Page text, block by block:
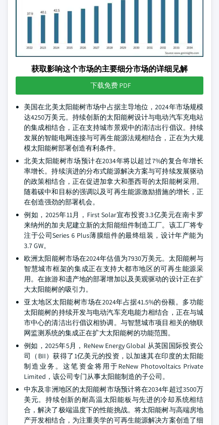
获取影响这个市场的主要细分市场的详细见解
下载免费 PDF
美国在北美太阳能树市场中占据主导地位，2024年市场规模
达4250万美元。持续创新的太阳能树设计与电动汽车充电站
的集成相结合，正在支持城市景观中的清洁出行倡议。持续
发展的智能电网连接与可再生能源法规相结合，正在为大规
模太阳能树部署创造有利条件。
北美太阳能树市场预计在2034年将以超过7%的复合年增长
率增长。持续演进的分布式能源解决方案与可持续发展驱动
的政策相结合，正在促进加拿大和墨西哥的太阳能树采用。
随着碳中和目标的强调以及可再生能源激励措施的增长，正
在创造强劲的部署机会。
例如，2025年11月，First Solar宣布投资3.3亿美元在南卡罗
来纳州的加夫尼建立新的太阳能组件制造工厂。该工厂将专
注于公司Series 6 Plus薄膜组件的最终组装，设计年产能为
3.7 GW。
欧洲太阳能树市场在2024年估值为7930万美元。太阳能树与
智慧城市框架的集成正在支持大都市地区的可再生能源采
用。在旅游和遗产地的部署增加以及美观驱动的设计正在扩
大太阳能树的吸引力。
亚太地区太阳能树市场在2024年占据41.5%的份额。多功能
太阳能树的持续开发与电动汽车充电能力相结合，正在与城
市中心的清洁出行倡议相协调。与智慧城市项目相关的物联
网监测系统的集成正在扩大太阳能树的功能范围。
例如，2025年5月，ReNew Energy Global 从英国国际投资公
司（BII）获得了1亿美元的投资，以加速其在印度的太阳能
制造业务。这笔资金将用于ReNew Photovoltaics Private
Limited，该公司专门从事太阳能制造的子公司。
中东及非洲地区的太阳能树市场预计将在2034年超过3500万
美元。持续创新的耐高温太阳能板与先进的冷却系统相结
合，解决了极端温度下的性能挑战。将太阳能树与高端房地
产开发相结合，为注重美学的可再生能源解决方案创造了细